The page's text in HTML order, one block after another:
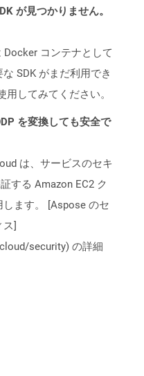
が見つかりません。
コンテナとして
SDK がまだ利用でき
用してみてください。
を変換しても安全で
は、サービスのセキ
する Amazon EC2 ク
ます。 [Aspose のセ
ス]
security) の詳細